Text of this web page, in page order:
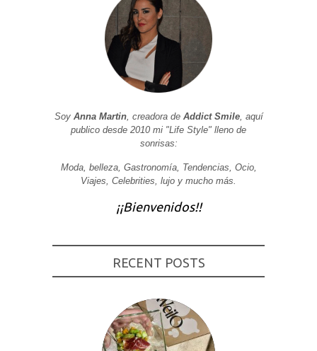
Soy Anna Martin, creadora de Addict Smile, aquí
publico desde 2010 mi "Life Style" lleno de
sonrisas:
Moda, belleza, Gastronomía, Tendencias, Ocio,
Viajes, Celebrities, lujo y mucho más.
¡¡Bienvenidos!!
RECENT POSTS
base a cómo
visita. Si
algunas